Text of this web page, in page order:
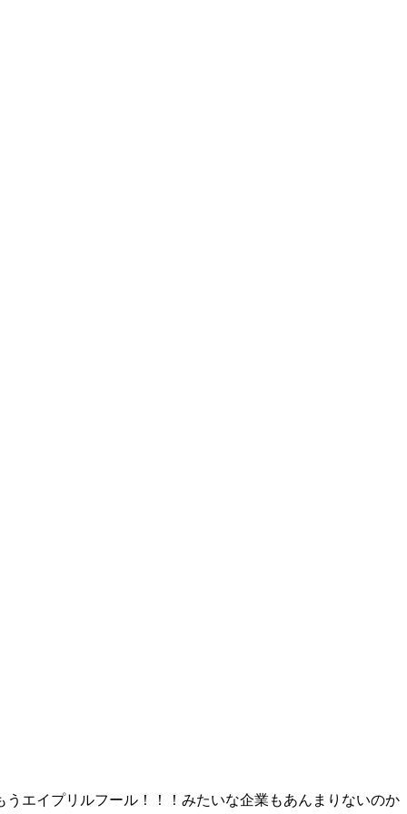
エイプリルフール！！！みたいな企業もあんまりないのか